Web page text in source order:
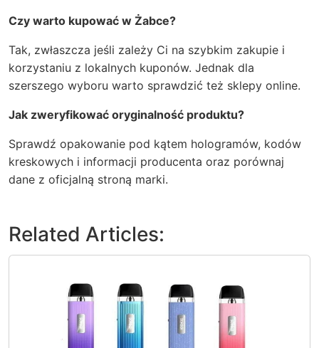
Czy warto kupować w Żabce?
Tak, zwłaszcza jeśli zależy Ci na szybkim zakupie i
korzystaniu z lokalnych kuponów. Jednak dla
szerszego wyboru warto sprawdzić też sklepy online.
Jak zweryfikować oryginalność produktu?
Sprawdź opakowanie pod kątem hologramów, kodów
kreskowych i informacji producenta oraz porównaj
dane z oficjalną stroną marki.
Related Articles: